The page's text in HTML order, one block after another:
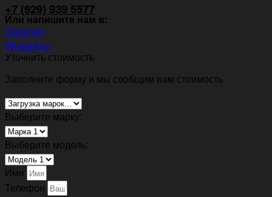
+7 (929) 939 5577
Или напишите нам в:
Telegram
WhatsApp
Уточнить стоимость
Заполните форму и мы сообщим вам стоимость
Выберите марку:
Выберите модель:
Имя
Телефон